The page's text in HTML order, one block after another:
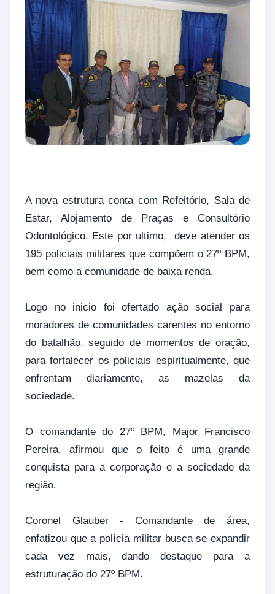
A nova estrutura conta com Refeitório, Sala de
Estar, Alojamento de Praças e Consultório
Odontológico. Este por ultimo, deve atender os
195 policiais militares que compõem o 27º BPM,
bem como a comunidade de baixa renda.
Logo no inicio foi ofertado ação social para
moradores de comunidades carentes no entorno
do batalhão, seguido de momentos de oração,
para fortalecer os policiais espiritualmente, que
enfrentam diariamente, as mazelas da
sociedade.
O comandante do 27º BPM, Major Francisco
Pereira, afirmou que o feito é uma grande
conquista para a corporação e a sociedade da
região.
Coronel Glauber - Comandante de área,
enfatizou que a polícia militar busca se expandir
cada vez mais, dando destaque para a
estruturação do 27º BPM.